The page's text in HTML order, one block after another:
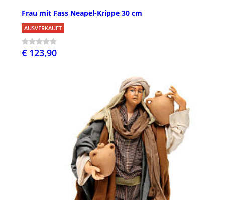
Frau mit Fass Neapel-Krippe 30 cm
AUSVERKAUFT
€ 123,90